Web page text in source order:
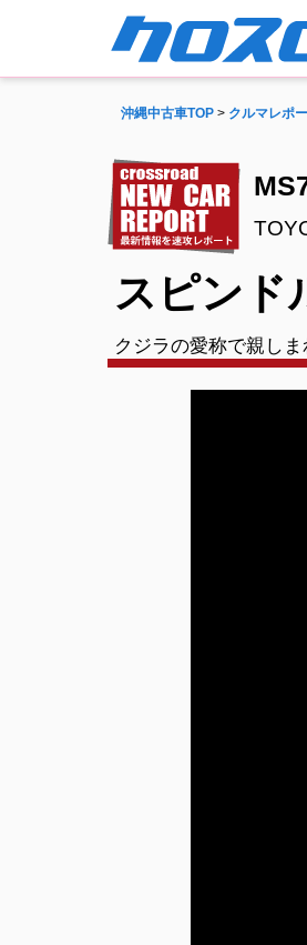
沖縄中古車TOP> クルマレポ
スピンド
クジラの愛称で親し